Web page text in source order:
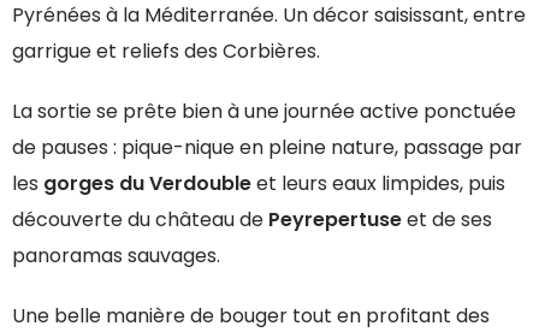
Pyrénées à la Méditerranée. Un décor saisissant, entre
garrigue et reliefs des Corbières.
La sortie se prête bien à une journée active ponctuée
de pauses : pique-nique en pleine nature, passage par
les gorges du Verdoubleet leurs eaux limpides, puis
découverte du château de Peyrepertuseet de ses
panoramas sauvages.
Une belle manière de bouger tout en profitant des